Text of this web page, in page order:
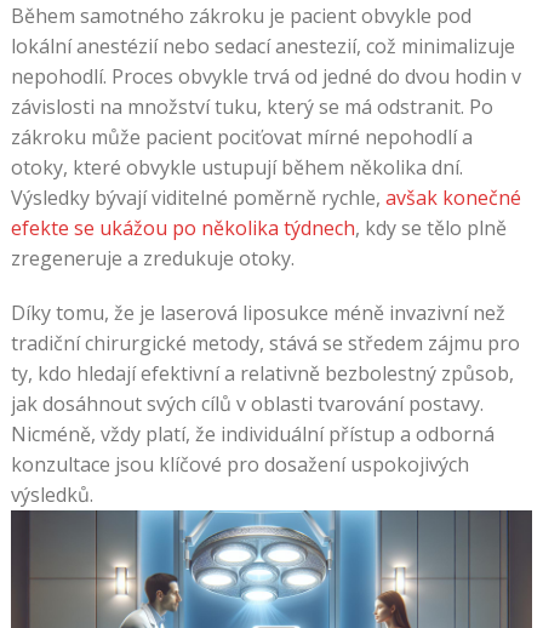
Během samotného zákroku je pacient obvykle pod
lokální anestézií nebo sedací anestezií, což minimalizuje
nepohodlí. Proces obvykle trvá od jedné do dvou hodin v
závislosti na množství tuku, který se má odstranit. Po
zákroku může pacient pociťovat mírné nepohodlí a
otoky, které obvykle ustupují během několika dní.
Výsledky bývají viditelné poměrně rychle, avšak konečné
efekte se ukážou po několika týdnech, kdy se tělo plně
zregeneruje a zredukuje otoky.
Díky tomu, že je laserová liposukce méně invazivní než
tradiční chirurgické metody, stává se středem zájmu pro
ty, kdo hledají efektivní a relativně bezbolestný způsob,
jak dosáhnout svých cílů v oblasti tvarování postavy.
Nicméně, vždy platí, že individuální přístup a odborná
konzultace jsou klíčové pro dosažení uspokojivých
výsledků.